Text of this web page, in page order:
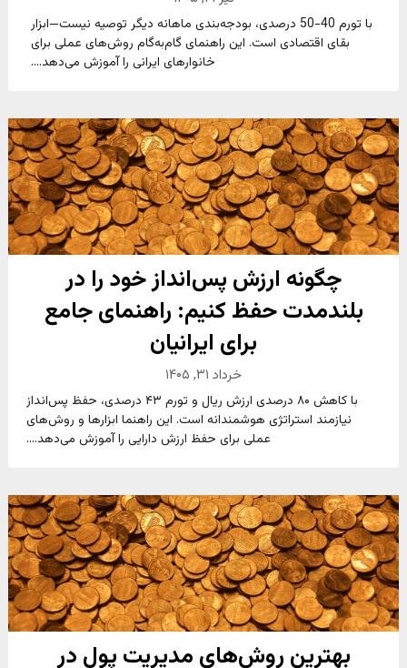
با تورم 40-50 درصدی، بودجه‌بندی ماهانه دیگر توصیه نیست—ابزار
بقای اقتصادی است. این راهنمای گام‌به‌گام روش‌های عملی برای
خانوارهای ایرانی را آموزش می‌دهد....
چگونه ارزش پس‌انداز خود را در
بلندمدت حفظ کنیم: راهنمای جامع
برای ایرانیان
خرداد ۳۱, ۱۴۰۵
با کاهش ۸۰ درصدی ارزش ریال و تورم ۴۳ درصدی، حفظ پس‌انداز
نیازمند استراتژی هوشمندانه است. این راهنما ابزارها و روش‌های
عملی برای حفظ ارزش دارایی را آموزش می‌دهد....
بهترین روش‌های مدیریت پول در